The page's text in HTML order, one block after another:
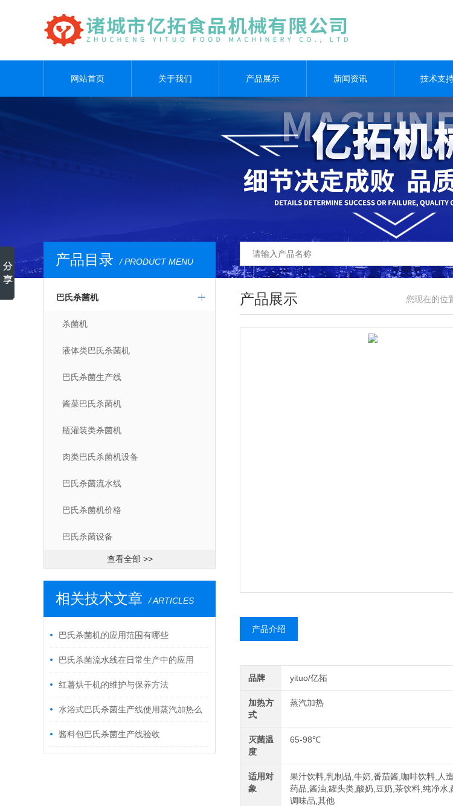
网站首页 关于我们 产品展示 新闻资讯 技术支
产品目录 / PRODUCT MENU
巴氏杀菌机
杀菌机
液体类巴氏杀菌机
巴氏杀菌生产线
酱菜巴氏杀菌机
瓶灌装类杀菌机
肉类巴氏杀菌机设备
巴氏杀菌流水线
巴氏杀菌机价格
巴氏杀菌设备
查看全部 >>
相关技术文章 / ARTICLES
巴氏杀菌机的应用范围有哪些
巴氏杀菌流水线在日常生产中的应用
红薯烘干机的维护与保养方法
水浴式巴氏杀菌生产线使用蒸汽加热么
酱料包巴氏杀菌生产线验收
产品展示 您现在的位
产品介绍
品牌 yituo/亿拓
加热方
式
蒸汽加热
灭菌温
度
65-98℃
适用对
象
果汁饮料,乳制品,牛奶,番茄酱,咖啡饮料,人
药品,酱油,罐头类,酸奶,豆奶,茶饮料,纯净水,
调味品,其他